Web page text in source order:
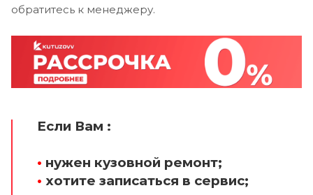
обратитесь к менеджеру.
Если Вам :
• нужен кузовной ремонт;
• хотите записаться в сервис;